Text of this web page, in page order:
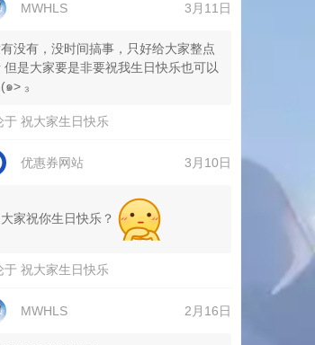
MWHLS 3月11日
没有，没时间搞事，只好给大家整点
但是大家要是非要祝我生日快乐也可以
ε٩(๑> ₃
于祝大家生日快乐
优惠券网站 3月10日
家祝你生日快乐？
于祝大家生日快乐
MWHLS 2月16日